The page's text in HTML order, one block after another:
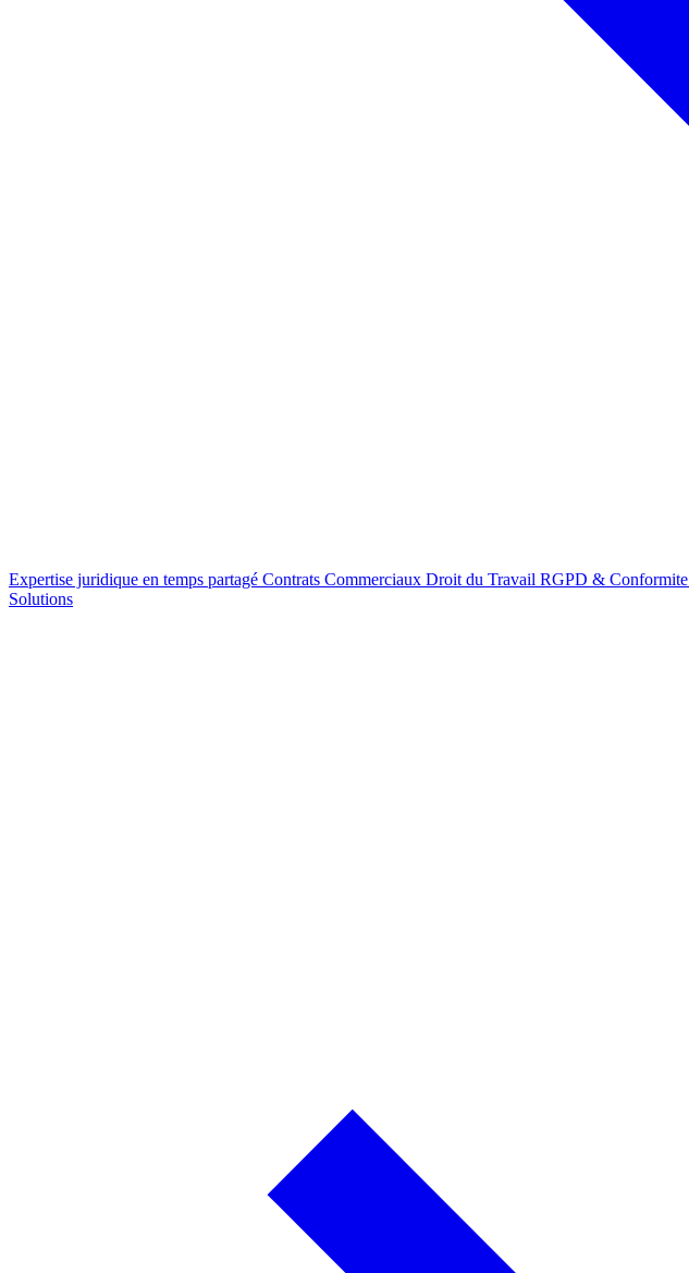
Expertise juridique en temps partagé Contrats Commerciaux Droit du Travail RGPD & Conformite
Solutions